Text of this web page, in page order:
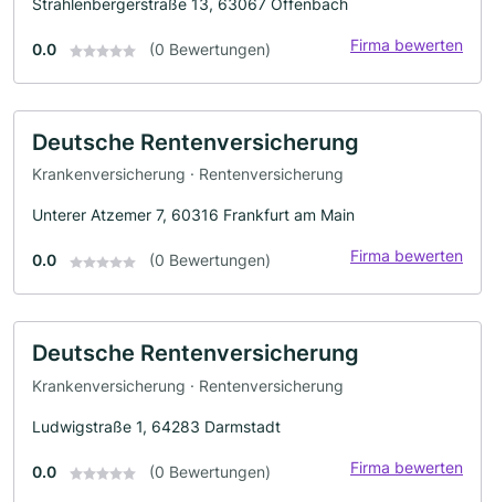
0.0 (0 Bewertungen) Firma bewerten
Deutsche Rentenversicherung
Krankenversicherung · Rentenversicherung
Unterer Atzemer 7, 60316 Frankfurt am Main
0.0 (0 Bewertungen) Firma bewerten
Deutsche Rentenversicherung
Krankenversicherung · Rentenversicherung
Ludwigstraße 1, 64283 Darmstadt
0.0 (0 Bewertungen) Firma bewerten